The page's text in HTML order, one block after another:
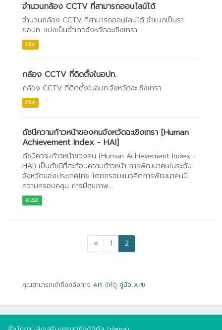
จำนวนกล้อง CCTV ที่สามารถออนไลน์ได้
จำนวนกล้อง CCTV ที่สามารถออนไลน์ได้ จำแนกเป็นรา
ยอปท. แบ่งเป็นอำเภอจังหวัดฉะเชิงเทรา
CSV
กล้อง CCTV ที่ติดตั้งในอปท.
กล้อง CCTV ที่ติดตั้งในอปท.จังหวัดฉะเชิงเทรา
CSV
ดัชนีความก้าวหน้าของคนจังหวัดฉะเชิงเทรา [Human
Achievement Index - HAI]
ดัชนีความก้าวหน้าของคน (Human Achievement Index -
HAI) เป็นดัชนีที่สะท้อนความก้าวหน้า การพัฒนาคนในระดับ
จังหวัดของประเทศไทย โดยกรอบแนวคิดการพัฒนาคนมี
ความครอบคลุม การมีสุขภาพ...
XLSX
« 1 2
คุณสามารถเข้าถึงคลังทาง API (ให้ดู คู่มือ API).